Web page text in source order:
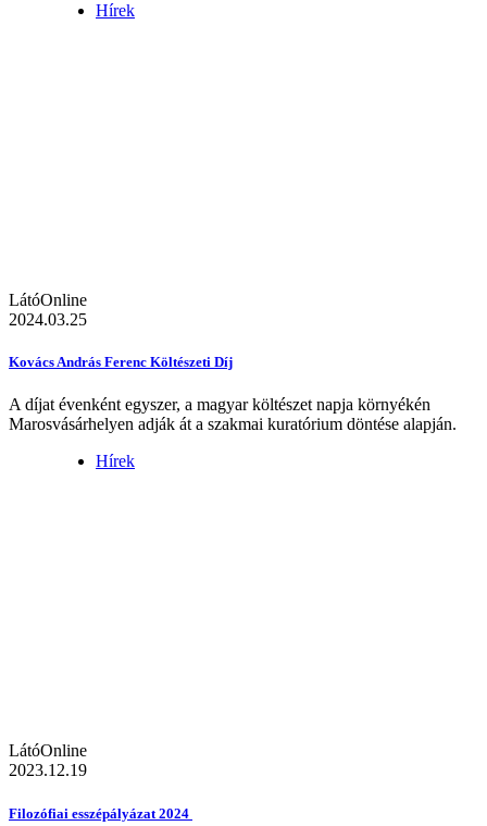
Hírek
LátóOnline
2024.03.25
Kovács András Ferenc Költészeti Díj
A díjat évenként egyszer, a magyar költészet napja környékén
Marosvásárhelyen adják át a szakmai kuratórium döntése alapján.
Hírek
LátóOnline
2023.12.19
Filozófiai esszépályázat 2024